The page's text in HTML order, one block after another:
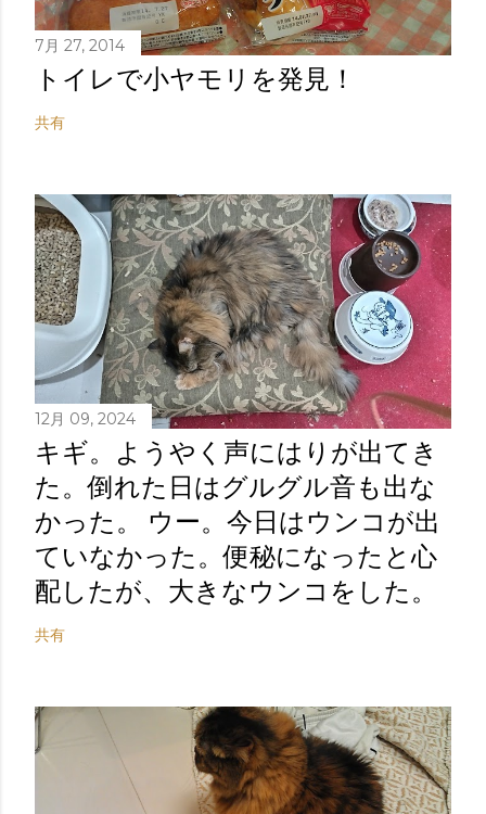
7月 27, 2014
トイレで小ヤモリを発見！
共有
12月 09, 2024
キギ。ようやく声にはりが出てき
た。倒れた日はグルグル音も出な
かった。 ウー。今日はウンコが出
ていなかった。便秘になったと心
配したが、大きなウンコをした。
共有